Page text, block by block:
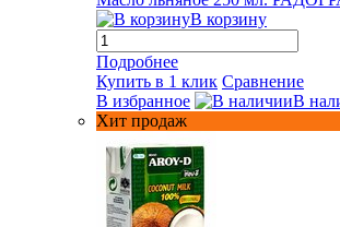
В корзину
Подробнее
Купить в 1 клик Сравнение
В избранное
В
Хит продаж